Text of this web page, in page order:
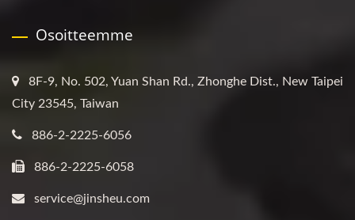
Osoitteemme
8F-9, No. 502, Yuan Shan Rd., Zhonghe Dist., New Taipei
City 23545, Taiwan
886-2-2225-6056
886-2-2225-6058
service@jinsheu.com